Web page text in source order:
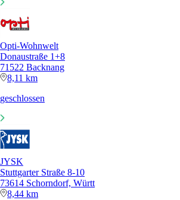
Opti-Wohnwelt
Donaustraße 1+8
71522 Backnang
8,11 km
geschlossen
JYSK
Stuttgarter Straße 8-10
73614 Schorndorf, Württ
8,44 km